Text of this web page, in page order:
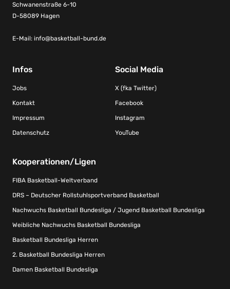
Schwanenstraße 6-10
D-58089 Hagen
E-Mail: info@basketball-bund.de
Infos
Jobs
Kontakt
Impressum
Datenschutz
Social Media
X (fka Twitter)
Facebook
Instagram
YouTube
Kooperationen/Ligen
FIBA Basketball-Weltverband
DRS – Deutscher Rollstuhlsportverband Basketball
Nachwuchs Basketball Bundesliga / Jugend Basketball Bundesliga
Weibliche Nachwuchs Basketball Bundesliga
Basketball Bundesliga Herren
2. Basketball Bundesliga Herren
Damen Basketball Bundesliga